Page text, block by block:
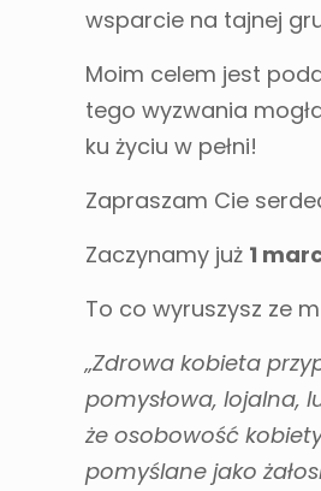
wsparcie na tajnej
Moim celem jest
tego wyzwania
ku życiu w pełni!
Zapraszam Cie
Zaczynamy już 1
To co wyruszysz ze
„Zdrowa kobieta
pomysłowa, lojalna,
że osobowość
pomyślane jako